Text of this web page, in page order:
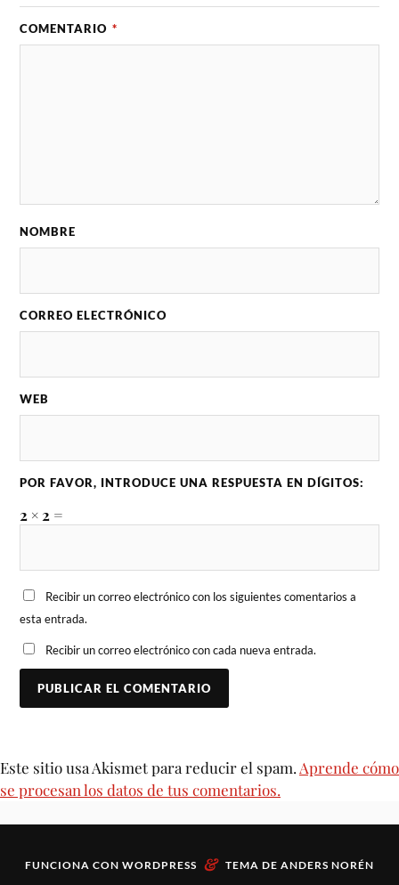
COMENTARIO *
NOMBRE
CORREO ELECTRÓNICO
WEB
POR FAVOR, INTRODUCE UNA RESPUESTA EN DÍGITOS:
2 × 2 =
Recibir un correo electrónico con los siguientes comentarios a
esta entrada.
Recibir un correo electrónico con cada nueva entrada.
Este sitio usa Akismet para reducir el spam. Aprende cómo
se procesan los datos de tus comentarios.
FUNCIONA CON WORDPRESS & TEMA DE ANDERS NORÉN